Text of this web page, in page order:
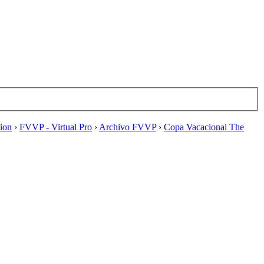
› FVVP - Virtual Pro › Archivo FVVP› Copa Vacacional The